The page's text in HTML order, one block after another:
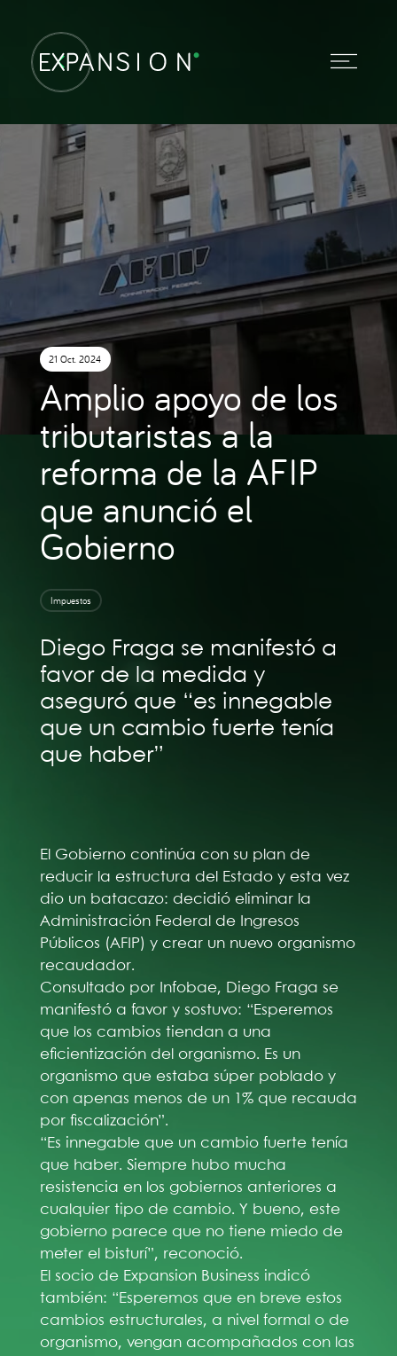
21 Oct. 2024
Amplio apoyo de los
tributaristas a la
reforma de la AFIP
que anunció el
Gobierno
Impuestos
Diego Fraga se manifestó a
favor de la medida y
aseguró que “es innegable
que un cambio fuerte tenía
que haber”
El Gobierno continúa con su plan de
reducir la estructura del Estado y esta vez
dio un batacazo: decidió eliminar la
Administración Federal de Ingresos
Públicos (AFIP) y crear un nuevo organismo
recaudador.
Consultado por Infobae, Diego Fraga se
manifestó a favor y sostuvo: “Esperemos
que los cambios tiendan a una
eficientización del organismo. Es un
organismo que estaba súper poblado y
con apenas menos de un 1% que recauda
por fiscalización”.
“Es innegable que un cambio fuerte tenía
que haber. Siempre hubo mucha
resistencia en los gobiernos anteriores a
cualquier tipo de cambio. Y bueno, este
gobierno parece que no tiene miedo de
meter el bisturí”, reconoció.
El socio de Expansion Business indicó
también: “Esperemos que en breve estos
cambios estructurales, a nivel formal o de
organismo, vengan acompañados con las